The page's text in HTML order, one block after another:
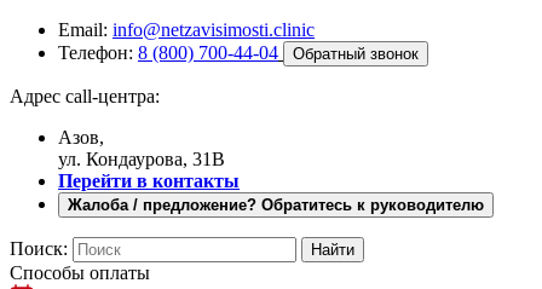
Email: info@netzavisimosti.clinic
Телефон: 8 (800) 700-44-04 Обратный звонок
Адрес call-центра:
Азов,
ул. Кондаурова, 31В
Перейти в контакты
Жалоба / предложение? Обратитесь к руководителю
Поиск:
Способы оплаты